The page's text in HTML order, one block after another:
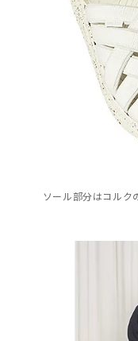
ソール部分はコルク